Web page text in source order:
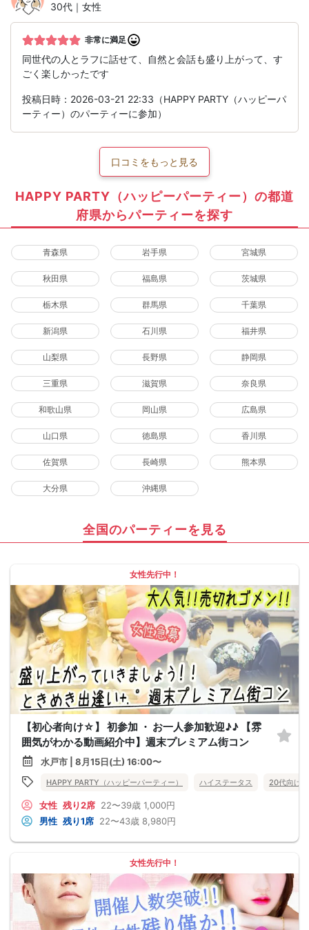
30代｜女性
非常に満足
同世代の人とラフに話せて、自然と会話も盛り上がって、す
ごく楽しかったです︎
投稿日時：2026-03-21 22:33（HAPPY PARTY（ハッピーパ
ーティー）のパーティーに参加）
口コミをもっと見る
HAPPY PARTY（ハッピーパーティー）の都道
府県からパーティーを探す
青森県 岩手県 宮城県
秋田県 福島県 茨城県
栃木県 群馬県 千葉県
新潟県 石川県 福井県
山梨県 長野県 静岡県
三重県 滋賀県 奈良県
和歌山県 岡山県 広島県
山口県 徳島県 香川県
佐賀県 長崎県 熊本県
大分県 沖縄県
全国のパーティーを見る
女性先行中！
【初心者向け☆】 初参加 ・ お一人参加歓迎♪♪ 【雰
囲気がわかる動画紹介中】週末プレミアム街コン
水戸市 | 8月15日(土) 16:00〜
HAPPY PARTY（ハッピーパーティー） ハイステータス 20代向け
女性 残り2席 22〜39歳 1,000円
男性 残り1席 22〜43歳 8,980円
女性先行中！